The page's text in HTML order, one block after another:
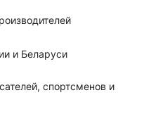
в металлургии, при
отбеливания,
и
и Беларуси
спортсменов и